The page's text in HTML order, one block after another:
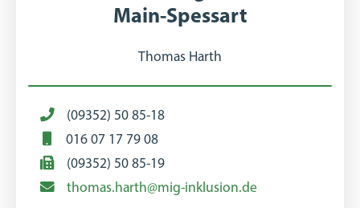
Main-Spessart
Thomas Harth
(09352) 50 85-18
016 07 17 79 08
(09352) 50 85-19
thomas.harth@mig-inklusion.de